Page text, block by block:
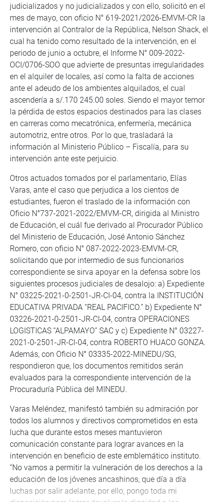
judicializados y no judicializados y con ello, solicitó en el
mes de mayo, con oficio N° 619-2021/2026-EMVM-CR la
intervención al Contralor de la República, Nelson Shack, el
cual ha tenido como resultado de la intervención, en el
periodo de junio a octubre, el Informe N° 009-2022-
OCI/0706-SOO que advierte de presuntas irregularidades
en el alquiler de locales, así como la falta de acciones
ante el adeudo de los ambientes alquilados, el cual
ascendería a s/.170 245.00 soles. Siendo el mayor temor
la pérdida de estos espacios destinados para las clases
en carreras como mecatrónica, enfermería, mecánica
automotriz, entre otros. Por lo que, trasladará la
información al Ministerio Público – Fiscalía, para su
intervención ante este perjuicio.
Otros actuados tomados por el parlamentario, Elías
Varas, ante el caso que perjudica a los cientos de
estudiantes, fueron el traslado de la información con
Oficio N°737-2021-2022/EMVM-CR, dirigida al Ministro
de Educación, el cuál fue derivado al Procurador Público
del Ministerio de Educación, José Antonio Sánchez
Romero, con oficio N° 087-2022-2023-EMVM-CR,
solicitando que por intermedio de sus funcionarios
correspondiente se sirva apoyar en la defensa sobre los
siguientes procesos judiciales de desalojo: a) Expediente
N° 03225-2021-0-2501-JR-CI-04, contra la INSTITUCIÓN
EDUCATIVA PRIVADA “REAL PACIFICO.” b) Expediente N°
03226-2021-0-2501-JR-CI-04, contra OPERACIONES
LOGISTICAS “ALPAMAYO” SAC y c) Expediente N° 03227-
2021-0-2501-JR-CI-04, contra ROBERTO HUACO GONZA.
Además, con Oficio N° 03335-2022-MINEDU/SG,
respondieron que, los documentos remitidos serán
evaluados para la correspondiente intervención de la
Procuraduría Pública del MINEDU.
Varas Meléndez, manifestó también su admiración por
todos los alumnos y directivos comprometidos en esta
lucha que durante estos meses mantuvieron
comunicación constante para lograr avances en la
intervención en beneficio de este emblemático instituto.
“No vamos a permitir la vulneración de los derechos a la
educación de los jóvenes ancashinos, que día a día
luchas por salir adelante, por ello, pongo toda mi